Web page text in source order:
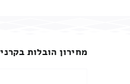
מחירון הובלות